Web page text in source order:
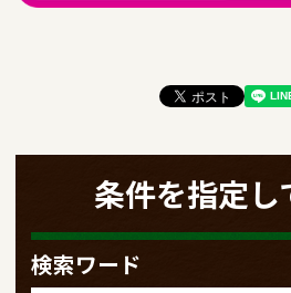
条件を指定し
検索ワード